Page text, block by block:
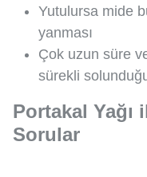
Yutulursa mide
yanması
Çok uzun süre
sürekli
Portakal Yağı
Sorular